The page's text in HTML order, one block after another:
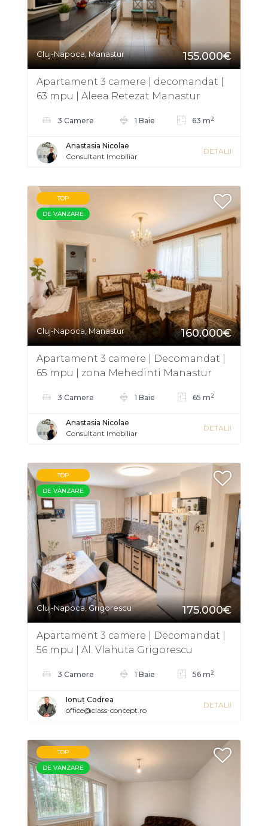
Cluj-Napoca, Manastur 155.000€
Apartament 3 camere | decomandat |
63 mpu | Aleea Retezat Manastur
3 Camere 1 Baie 63 m2
Anastasia Nicolae
Consultant Imobiliar
DETALII
TOP
DE VANZARE
Cluj-Napoca, Manastur 160.000€
Apartament 3 camere | Decomandat |
65 mpu | zona Mehedinti Manastur
3 Camere 1 Baie 65 m2
Anastasia Nicolae
Consultant Imobiliar
DETALII
TOP
DE VANZARE
Cluj-Napoca, Grigorescu 175.000€
Apartament 3 camere | Decomandat |
56 mpu | Al. Vlahuta Grigorescu
3 Camere 1 Baie 56 m2
Ionuț Codrea
office@class-concept.ro
DETALII
TOP
DE VANZARE